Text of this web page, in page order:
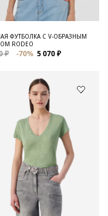
ФУТБОЛКА С V-ОБРАЗНЫМ
RODEO
₽ -70% 5 070 ₽